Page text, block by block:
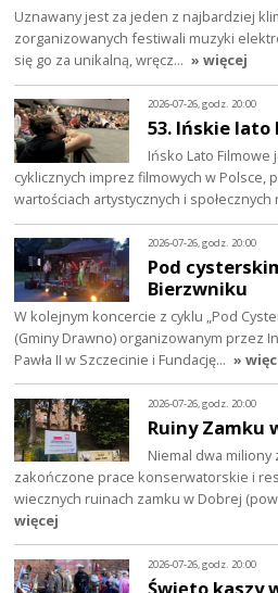
Uznawany jest za jeden z najbardziej
zorganizowanych festiwali muzyki
się go za unikalną, wręcz… » więcej
2026-07-26, godz. 20:00
53. Ińskie lato
Ińsko Lato Filmowe
cyklicznych imprez filmowych w Polsce,
wartościach artystycznych i
2026-07-26, godz. 20:00
Pod
Bierzwniku
W kolejnym koncercie z cyklu „Pod
(Gminy Drawno) organizowanym przez
Pawła II w Szczecinie i Fundację… »
2026-07-26, godz. 20:00
Ruiny Zamku
Niemal dwa miliony
zakończone prace konserwatorskie i
wiecznych ruinach zamku w Dobrej
więcej
2026-07-26, godz. 20:00
Święto kaszy